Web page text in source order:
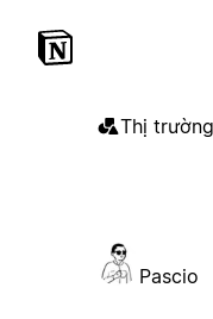
Thị trường
Pascio